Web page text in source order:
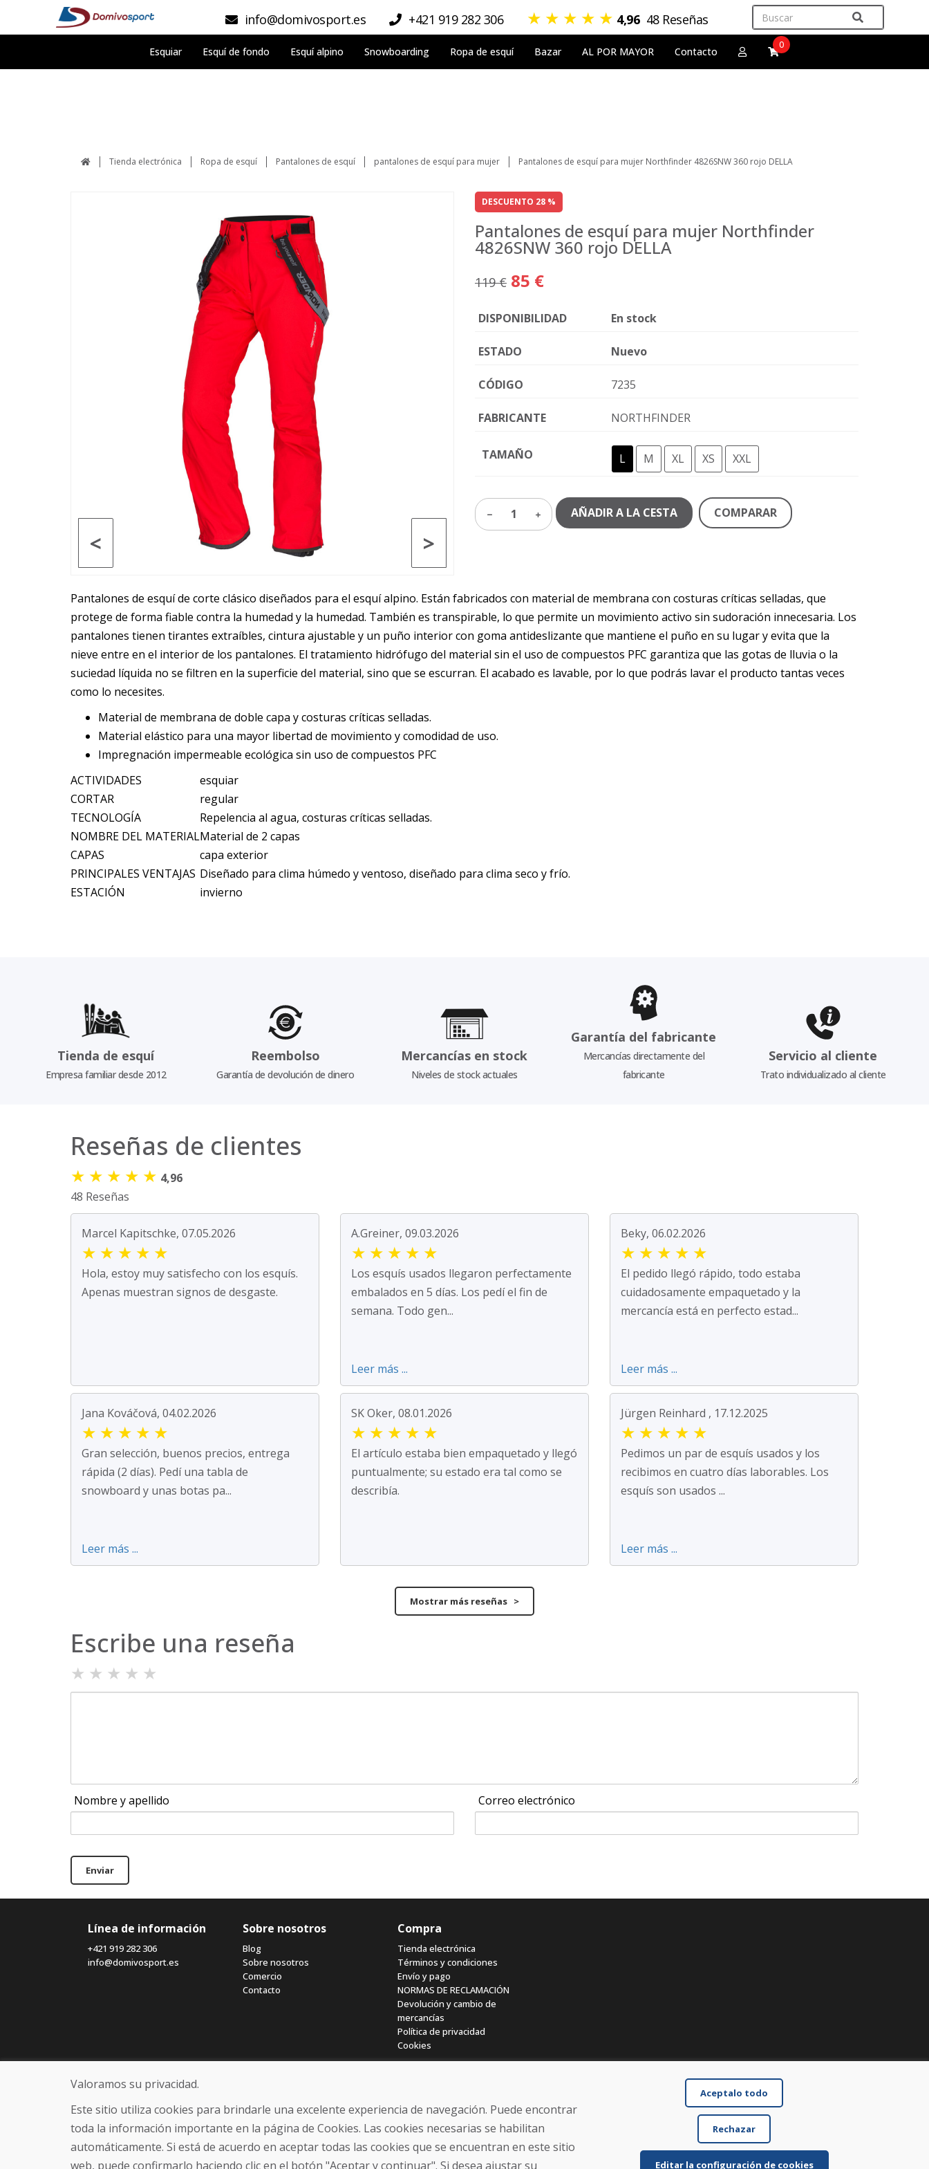
info@domivosport.es +421 919 282 306 ★ ★ ★ ★ ★ 4,96 48 Reseñas
Esquiar Esquí de fondo Esquí alpino Snowboarding Ropa de esquí Bazar AL POR MAYOR Contacto
0
Tienda electrónica Ropa de esquí Pantalones de esquí pantalones de esquí para mujer Pantalones de esquí para mujer Northfinder 4826SNW 360 rojo DELLA
>
<
DESCUENTO 28 %
Pantalones de esquí para mujer Northfinder
4826SNW 360 rojo DELLA
119 € 85 €
DISPONIBILIDAD En stock
ESTADO Nuevo
CÓDIGO 7235
FABRICANTE NORTHFINDER
TAMAÑO L M XL XS XXL
1 AÑADIR A LA CESTA COMPARAR
Pantalones de esquí de corte clásico diseñados para el esquí alpino. Están fabricados con material de membrana con costuras críticas selladas, que
protege de forma fiable contra la humedad y la humedad. También es transpirable, lo que permite un movimiento activo sin sudoración innecesaria. Los
pantalones tienen tirantes extraíbles, cintura ajustable y un puño interior con goma antideslizante que mantiene el puño en su lugar y evita que la
nieve entre en el interior de los pantalones. El tratamiento hidrófugo del material sin el uso de compuestos PFC garantiza que las gotas de lluvia o la
suciedad líquida no se filtren en la superficie del material, sino que se escurran. El acabado es lavable, por lo que podrás lavar el producto tantas veces
como lo necesites.
Material de membrana de doble capa y costuras críticas selladas.
Material elástico para una mayor libertad de movimiento y comodidad de uso.
Impregnación impermeable ecológica sin uso de compuestos PFC
ACTIVIDADES
esquiar
CORTAR
regular
TECNOLOGÍA
Repelencia al agua, costuras críticas selladas.
NOMBRE DEL MATERIALMaterial de 2 capas
CAPAS
capa exterior
PRINCIPALES VENTAJAS Diseñado para clima húmedo y ventoso, diseñado para clima seco y frío.
ESTACIÓN
invierno
Tienda de esquí
Empresa familiar desde 2012
Reembolso
Garantía de devolución de dinero
Mercancías en stock
Niveles de stock actuales
Garantía del fabricante
Mercancías directamente del
fabricante
Servicio al cliente
Trato individualizado al cliente
Reseñas de clientes
★ ★ ★ ★ ★ 4,96
48 Reseñas
Marcel Kapitschke, 07.05.2026
★ ★ ★ ★ ★
Hola, estoy muy satisfecho con los esquís.
Apenas muestran signos de desgaste.
A.Greiner, 09.03.2026
★ ★ ★ ★ ★
Los esquís usados llegaron perfectamente
embalados en 5 días. Los pedí el fin de
semana. Todo gen...
Leer más ...
Beky, 06.02.2026
★ ★ ★ ★ ★
El pedido llegó rápido, todo estaba
cuidadosamente empaquetado y la
mercancía está en perfecto estad...
Leer más ...
Jana Kováčová, 04.02.2026
★ ★ ★ ★ ★
Gran selección, buenos precios, entrega
rápida (2 días). Pedí una tabla de
snowboard y unas botas pa...
Leer más ...
SK Oker, 08.01.2026
★ ★ ★ ★ ★
El artículo estaba bien empaquetado y llegó
puntualmente; su estado era tal como se
describía.
Jürgen Reinhard , 17.12.2025
★ ★ ★ ★ ★
Pedimos un par de esquís usados y los
recibimos en cuatro días laborables. Los
esquís son usados ...
Leer más ...
Mostrar más reseñas >
Escribe una reseña
★ ★ ★ ★ ★
Nombre y apellido Correo electrónico
Enviar
Línea de información
+421 919 282 306
info@domivosport.es
Sobre nosotros
Blog
Sobre nosotros
Comercio
Contacto
Compra
Tienda electrónica
Términos y condiciones
Envío y pago
NORMAS DE RECLAMACIÓN
Devolución y cambio de
mercancías
Política de privacidad
Cookies
© DOMIVOSPORT 2026, reservados todos los derechos
Valoramos su privacidad.
Este sitio utiliza cookies para brindarle una excelente experiencia de navegación. Puede encontrar
toda la información importante en la página de Cookies. Las cookies necesarias se habilitan
automáticamente. Si está de acuerdo en aceptar todas las cookies que se encuentran en este sitio
web, puede confirmarlo haciendo clic en el botón "Aceptar y continuar". Si desea ajustar su
Aceptalo todo
Rechazar
Editar la configuración de cookies